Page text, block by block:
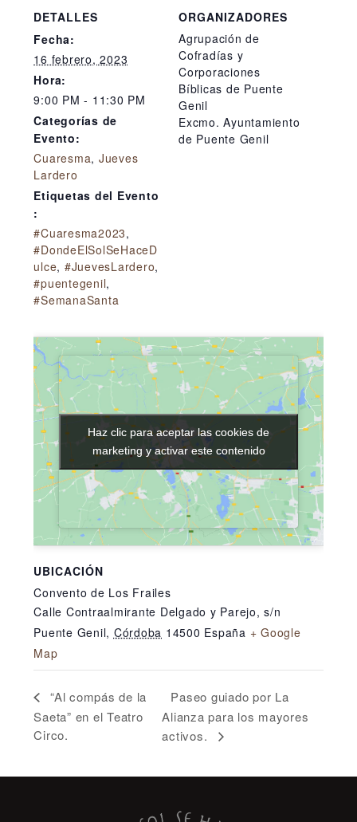
DETALLES
Fecha:
16 febrero, 2023
Hora:
9:00 PM - 11:30 PM
Categorías de
Evento:
Cuaresma, Jueves
Lardero
Etiquetas del Evento
:
#Cuaresma2023,
#DondeElSolSeHaceD
ulce, #JuevesLardero,
#puentegenil,
#SemanaSanta
ORGANIZADORES
Agrupación de
Cofradías y
Corporaciones
Bíblicas de Puente
Genil
Excmo. Ayuntamiento
de Puente Genil
UBICACIÓN
Convento de Los Frailes
Calle Contraalmirante Delgado y Parejo, s/n
Puente Genil, Córdoba 14500 España + Google
Map
Haz clic para aceptar las cookies de
marketing y activar este contenido
Haz clic para aceptar las cookies de
marketing y activar este contenido
“Al compás de la
Saeta” en el Teatro
Circo.
Paseo guiado por La
Alianza para los mayores
activos.